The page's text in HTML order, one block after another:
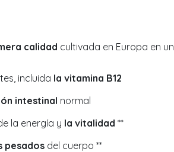
calidad cultivada en Europa en un
incluida la vitamina B12
intestinal normal
la energía y la vitalidad **
pesados del cuerpo **